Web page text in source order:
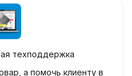
техподдержка
а помочь клиенту в